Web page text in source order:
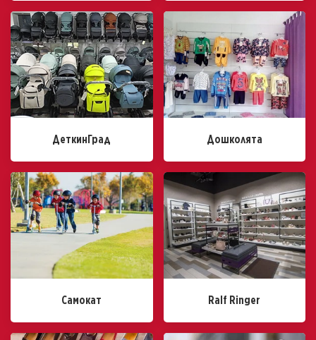
ДеткинГрад Дошколята
Самокат Ralf Ringer